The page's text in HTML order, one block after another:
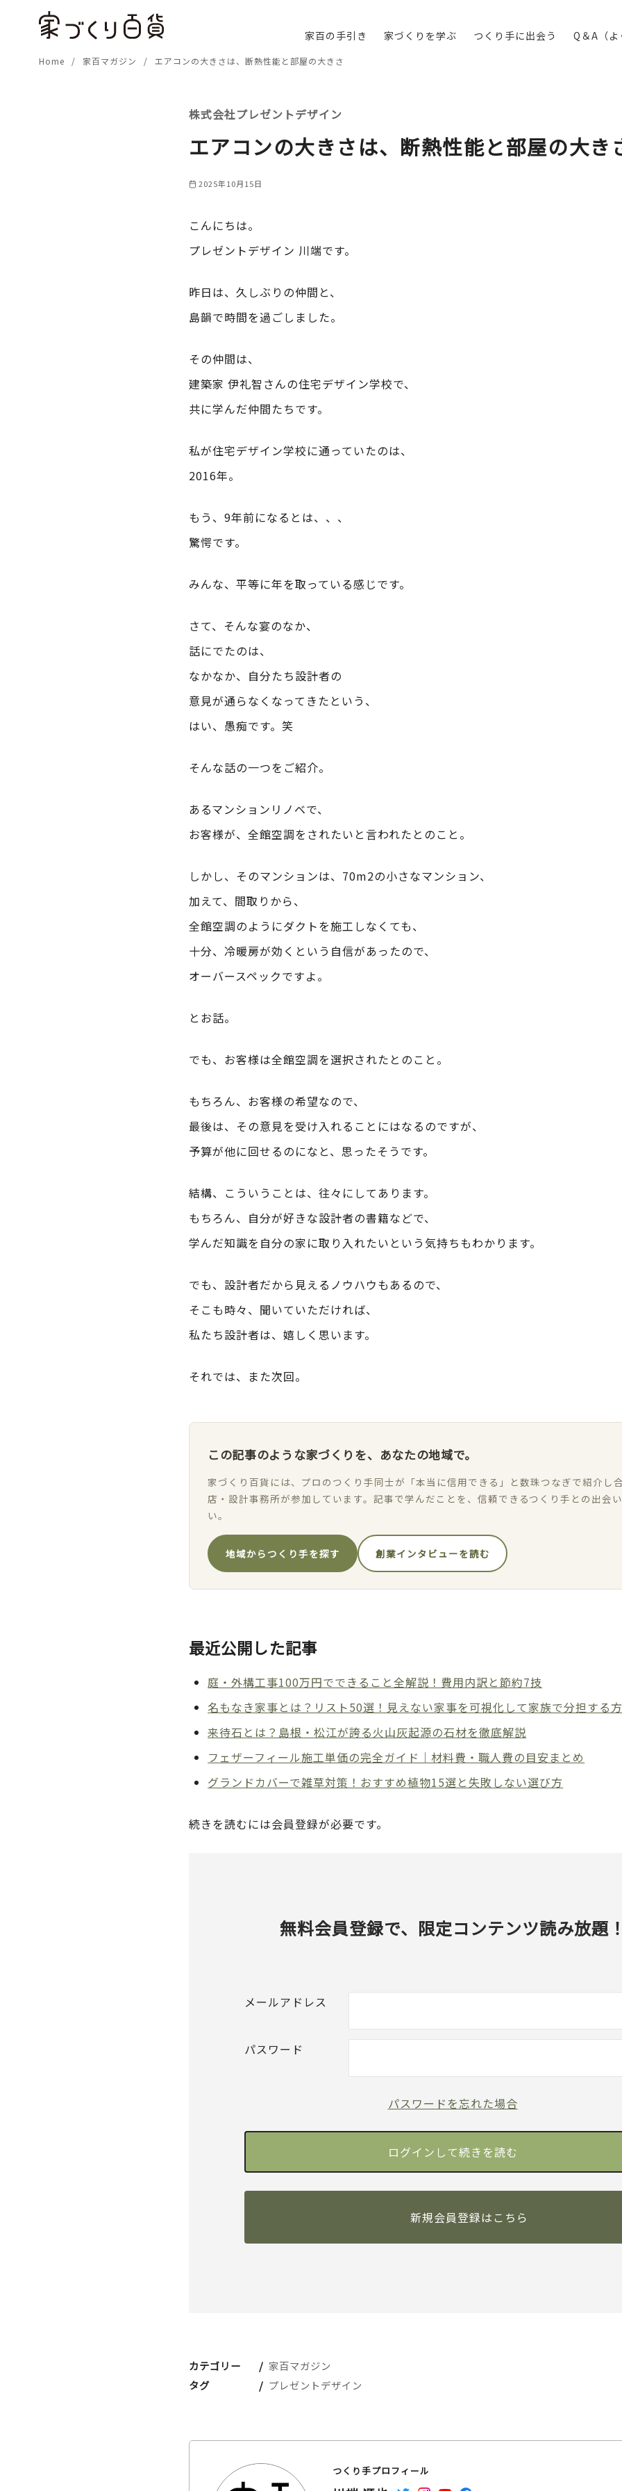
家百の手引き 家づくりを学ぶ つくり手に出会う Q＆A（
Home 家百マガジン エアコンの大きさは、断熱性能と部屋の大きさ
株式会社プレゼントデザイン
エアコンの大きさは、断熱性能と部屋の大き
2025年10月15日
こんにちは。
プレゼントデザイン 川端です。
昨日は、久しぶりの仲間と、
島韻で時間を過ごしました。
その仲間は、
建築家 伊礼智さんの住宅デザイン学校で、
共に学んだ仲間たちです。
私が住宅デザイン学校に通っていたのは、
2016年。
もう、9年前になるとは、、、
驚愕です。
みんな、平等に年を取っている感じです。
さて、そんな宴のなか、
話にでたのは、
なかなか、自分たち設計者の
意見が通らなくなってきたという、
はい、愚痴です。笑
そんな話の一つをご紹介。
あるマンションリノベで、
お客様が、全館空調をされたいと言われたとのこと。
しかし、そのマンションは、70m2の小さなマンション、
加えて、間取りから、
全館空調のようにダクトを施工しなくても、
十分、冷暖房が効くという自信があったので、
オーバースペックですよ。
とお話。
でも、お客様は全館空調を選択されたとのこと。
もちろん、お客様の希望なので、
最後は、その意見を受け入れることにはなるのですが、
予算が他に回せるのになと、思ったそうです。
結構、こういうことは、往々にしてあります。
もちろん、自分が好きな設計者の書籍などで、
学んだ知識を自分の家に取り入れたいという気持ちもわかります。
でも、設計者だから見えるノウハウもあるので、
そこも時々、聞いていただければ、
私たち設計者は、嬉しく思います。
それでは、また次回。
この記事のような家づくりを、あなたの地域で。
家づくり百貨には、プロのつくり手同士が「本当に信用できる」と数珠つなぎで紹介し
店・設計事務所が参加しています。記事で学んだことを、信頼できるつくり手との出会
い。
地域からつくり手を探す 創業インタビューを読む
最近公開した記事
庭・外構工事100万円でできること全解説！費用内訳と節約7技
名もなき家事とは？リスト50選！見えない家事を可視化して家族で分担する
来待石とは？島根・松江が誇る火山灰起源の石材を徹底解説
フェザーフィール施工単価の完全ガイド｜材料費・職人費の目安まとめ
グランドカバーで雑草対策！おすすめ植物15選と失敗しない選び方
続きを読むには会員登録が必要です。
無料会員登録で、限定コンテンツ読み放題
メールアドレス
パスワード
パスワードを忘れた場合
新規会員登録はこちら
カテゴリー
家百マガジン
タグ
プレゼントデザイン
つくり手プロフィール